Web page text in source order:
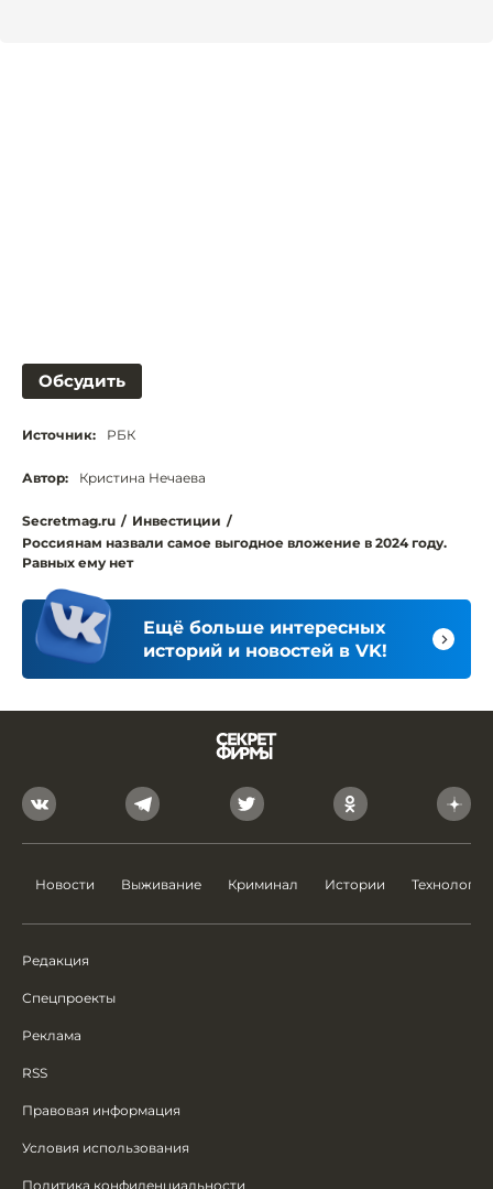
Обсудить
Источник: РБК
Автор: Кристина Нечаева
Secretmag.ru / Инвестиции /
Россиянам назвали самое выгодное вложение в 2024 году.
Равных ему нет
Ещё больше интересных
историй и новостей в VK!
Новости Выживание Криминал Истории Технологии
Редакция
Спецпроекты
Реклама
RSS
Правовая информация
Условия использования
Политика конфиденциальности